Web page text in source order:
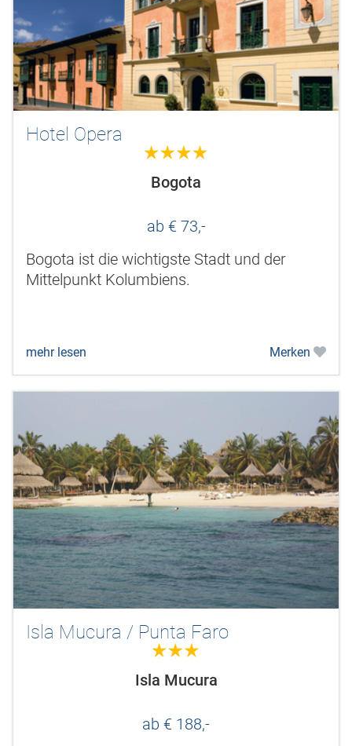
Hotel Opera
4.0
Bogota
ab € 73,-
Bogota ist die wichtigste Stadt und der
Mittelpunkt Kolumbiens.
mehr lesen Merken
Isla Mucura / Punta Faro
3.0
Isla Mucura
ab € 188,-